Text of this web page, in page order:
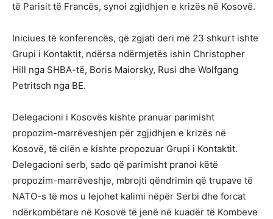
të Parisit të Francës, synoi zgjidhjen e krizës në Kosovë.
Iniciues të konferencës, që zgjati deri më 23 shkurt ishte
Grupi i Kontaktit, ndërsa ndërmjetës ishin Christopher
Hill nga SHBA-të, Boris Maiorsky, Rusi dhe Wolfgang
Petritsch nga BE.
Delegacioni i Kosovës kishte pranuar parimisht
propozim-marrëveshjen për zgjidhjen e krizës në
Kosovë, të cilën e kishte propozuar Grupi i Kontaktit.
Delegacioni serb, sado që parimisht pranoi këtë
propozim-marrëveshje, mbrojti qëndrimin që trupave të
NATO-s të mos u lejohet kalimi nëpër Serbi dhe forcat
ndërkombëtare në Kosovë të jenë në kuadër të Kombeve